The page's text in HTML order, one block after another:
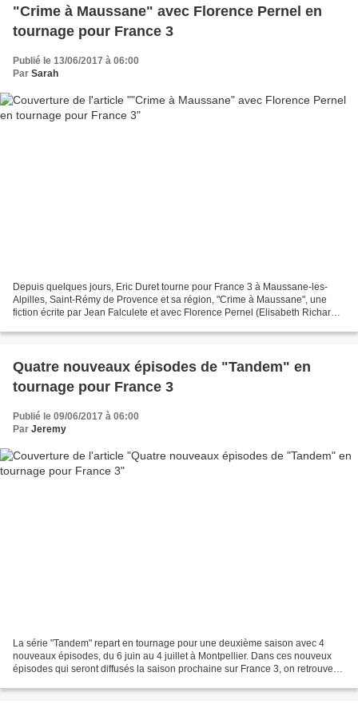
"Crime à Maussane" avec Florence Pernel en
tournage pour France 3
Publié le 13/06/2017 à 06:00
Par Sarah
Depuis quelques jours, Eric Duret tourne pour France 3 à Maussane-les-
Alpilles, Saint-Rémy de Provence et sa région, "Crime à Maussane", une
fiction écrite par Jean Falculete et avec Florence Pernel (Elisabeth Richard),
Quatre nouveaux épisodes de "Tandem" en
tournage pour France 3
Publié le 09/06/2017 à 06:00
Par Jeremy
La série "Tandem" repart en tournage pour une deuxième saison avec 4
nouveaux épisodes, du 6 juin au 4 juillet à Montpellier. Dans ces nouveux
épisodes qui seront diffusés la saison prochaine sur France 3, on retrouvera